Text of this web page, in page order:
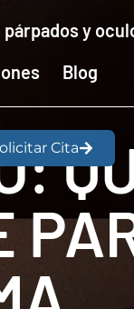
párpados y
Blog
Cita